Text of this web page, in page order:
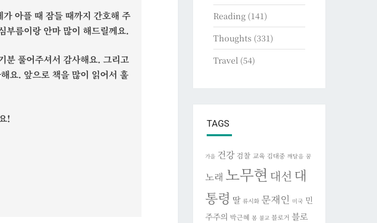
아플 때 잠들 때까지 간호해 주
부름이랑 안마 많이 해드릴께요.
분 풀어주셔서 감사해요. 그리고
요. 앞으로 책을 많이 읽어서 훌
!
Reading(141)
Thoughts (331)
Travel(54)
TAGS
가을 건강 검찰 교육 김대중 깨달음 꿈
노래 노무현 대선 대
통령 딸 류시화 문재인 미국 민
주주의 박근혜 봄 불교 블로거 블로